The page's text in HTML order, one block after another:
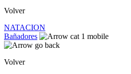
Volver
NATACION
Bañadores
Volver